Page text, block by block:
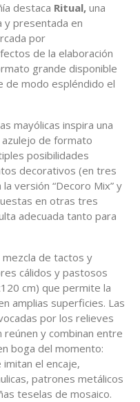
destaca Ritual, una
y presentada en
por
de la elaboración
grande disponible
de modo espléndido el
mayólicas inspira una
de formato
posibilidades
decorativos (en tres
versión “Decoro Mix” y
en otras tres
adecuada tanto para
de tactos y
cálidos y pastosos
cm) que permite la
amplias superficies. Las
por los relieves
y combinan entre
boga del momento:
el encaje,
patrones metálicos
teselas de mosaico.